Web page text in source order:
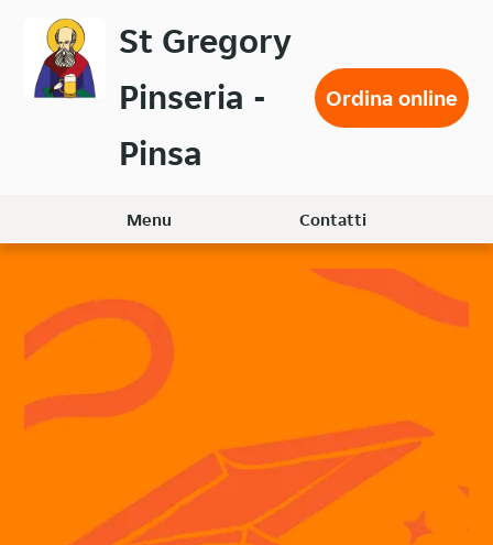
contenuto
principale
St Gregory
Pinseria -
Pinsa
Ordina online
Menu Contatti